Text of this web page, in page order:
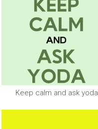
Keep calm and ask yoda